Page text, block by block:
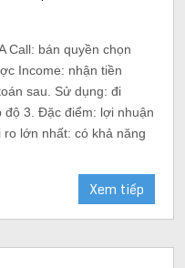
Call: bán quyền chọn
Income: nhận tiền
sau. Sử dụng: đi
độ 3. Đặc điểm: lợi nhuận
lớn nhất: có khả năng
Xem tiếp